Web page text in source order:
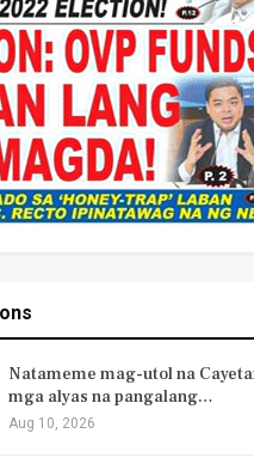
Natameme mag-utol na
mga alyas na pangalang…
Aug 10, 2026